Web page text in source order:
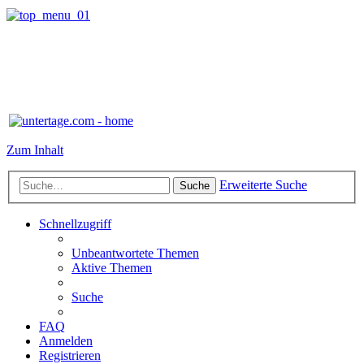
Zum Inhalt
Suche Erweiterte Suche
Schnellzugriff
Unbeantwortete Themen
Aktive Themen
Suche
FAQ
Anmelden
Registrieren